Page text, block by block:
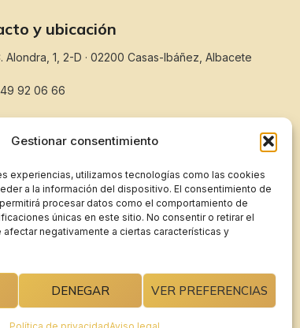
Gestionar consentimiento
experiencias, utilizamos tecnologías como las cookies
a la información del dispositivo. El consentimiento de
procesar datos como el comportamiento de
únicas en este sitio. No consentir o retirar el
negativamente a ciertas características y
DENEGAR VER PREFERENCIAS
y ubicación
Alondra, 1, 2-D · 02200 Casas-Ibáñez, Albacete
92 06 66
Lunes a Jueves: 10:00–13:00 / 18:00–20:00 Viernes: